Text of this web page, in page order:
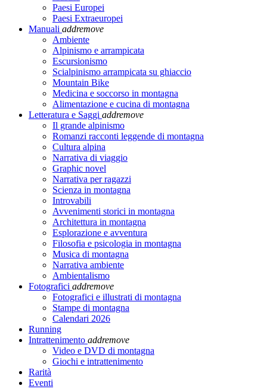
Paesi Europei
Paesi Extraeuropei
Manuali addremove
Ambiente
Alpinismo e arrampicata
Escursionismo
Scialpinismo arrampicata su ghiaccio
Mountain Bike
Medicina e soccorso in montagna
Alimentazione e cucina di montagna
Letteratura e Saggi addremove
Il grande alpinismo
Romanzi racconti leggende di montagna
Cultura alpina
Narrativa di viaggio
Graphic novel
Narrativa per ragazzi
Scienza in montagna
Introvabili
Avvenimenti storici in montagna
Architettura in montagna
Esplorazione e avventura
Filosofia e psicologia in montagna
Musica di montagna
Narrativa ambiente
Ambientalismo
Fotografici addremove
Fotografici e illustrati di montagna
Stampe di montagna
Calendari 2026
Running
Intrattenimento addremove
Video e DVD di montagna
Giochi e intrattenimento
Rarità
Eventi